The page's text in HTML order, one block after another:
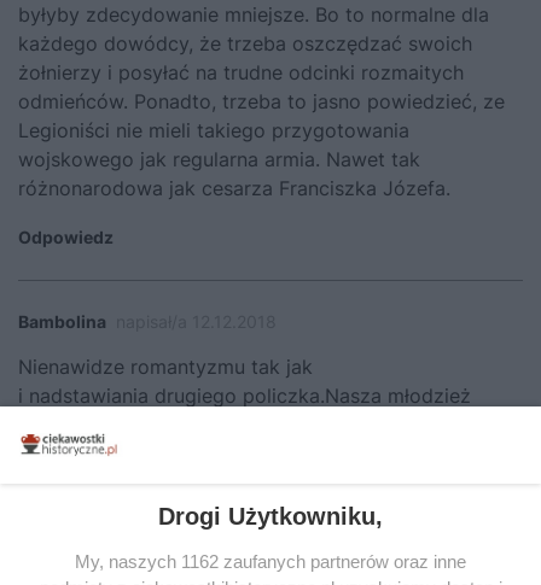
byłyby zdecydowanie mniejsze. Bo to normalne dla
każdego dowódcy, że trzeba oszczędzać swoich
żołnierzy i posyłać na trudne odcinki rozmaitych
odmieńców. Ponadto, trzeba to jasno powiedzieć, ze
Legioniści nie mieli takiego przygotowania
wojskowego jak regularna armia. Nawet tak
różnonarodowa jak cesarza Franciszka Józefa.
Odpowiedz
Bambolina
Nienawidze romantyzmu tak jak
i nadstawiania drugiego policzka.Nasza młodzież
w koronkach
.IDIOTYZM ,MARNOTRAWSTWO, NIEPRAKTYCZNOŚĆ
a fiilozojem , poeta, artystą się bywa .
Drogi Użytkowniku,
My, naszych 1162 zaufanych partnerów oraz inne